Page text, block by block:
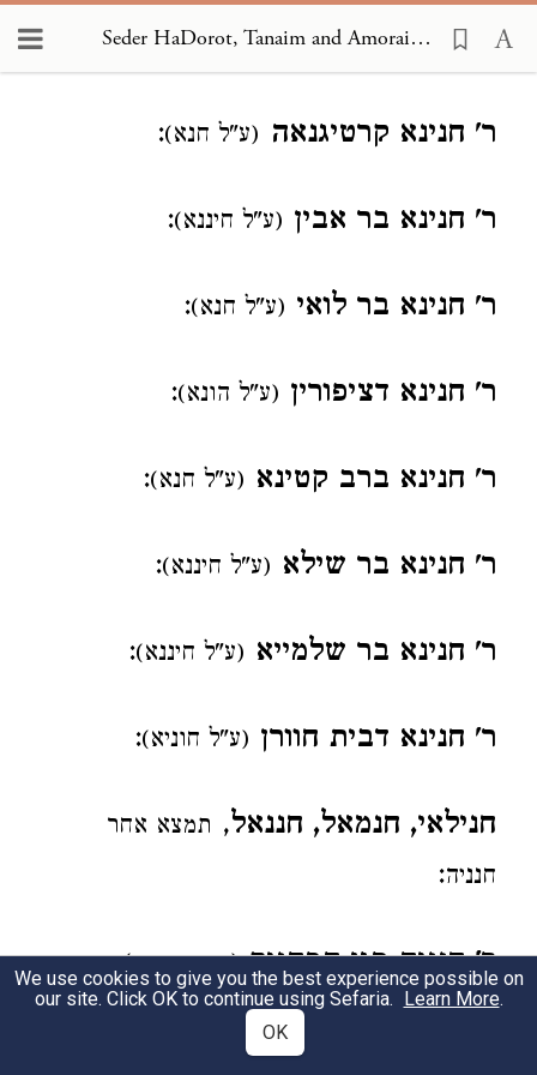
Seder HaDorot, Tanaim and Amoraim 1502
ר' חנינא קרטיגנאה (ע"ל חנא):
ר' חנינא בר אבין (ע"ל חיננא):
ר' חנינא בר לואי (ע"ל חנא):
ר' חנינא דציפורין (ע"ל הונא):
ר' חנינא ברב קטינא (ע"ל חנא):
ר' חנינא בר שילא (ע"ל חיננא):
ר' חנינא בר שלמייא (ע"ל חיננא):
ר' חנינא דבית חוורן (ע"ל חוניא):
חנילאי, חנמאל, חננאל, תמצא אחר
חנניה:
ר' חנניה סגן הכהנים ( פ"ג דאבות )במשנה
פסחים פ"א ו' ( י"ד א')שקלים פ"ד ד' ,
,
עדיות פ"ב א' ב' חנינא.
We use cookies to give you the best experience possible on
our site. Click OK to continue using Sefaria. Learn More.
OK